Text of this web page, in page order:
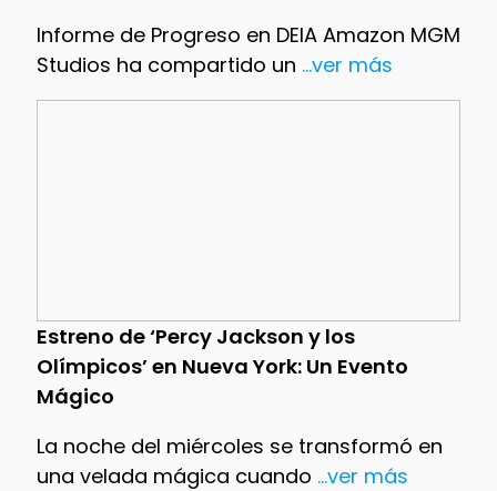
Informe de Progreso en DEIA Amazon MGM
Studios ha compartido un ...ver más
Estreno de ‘Percy Jackson y los
Olímpicos’ en Nueva York: Un Evento
Mágico
La noche del miércoles se transformó en
una velada mágica cuando ...ver más